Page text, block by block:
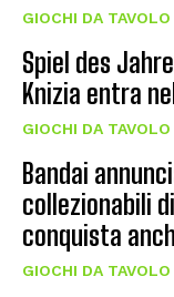
GIOCHI DA TAVOLO
Spiel des
Knizia entra
GIOCHI DA TAVOLO
Bandai
collezionabili
conquista
GIOCHI DA TAVOLO